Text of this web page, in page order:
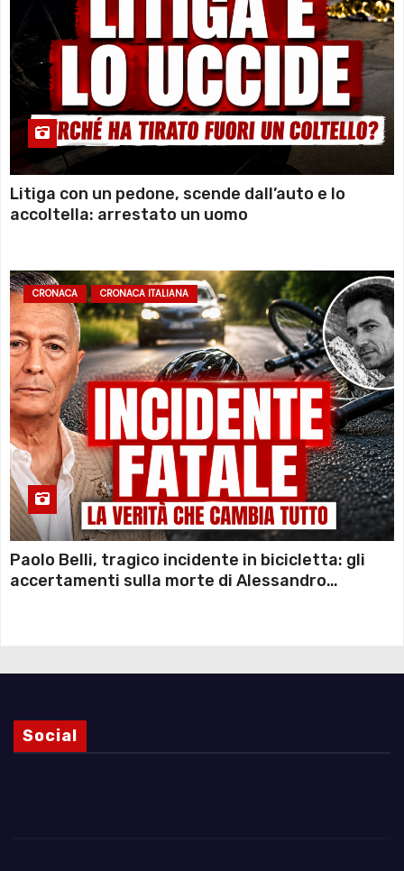
Litiga con un pedone, scende dall’auto e lo
accoltella: arrestato un uomo
CRONACA CRONACA ITALIANA
Paolo Belli, tragico incidente in bicicletta: gli
accertamenti sulla morte di Alessandro
Social